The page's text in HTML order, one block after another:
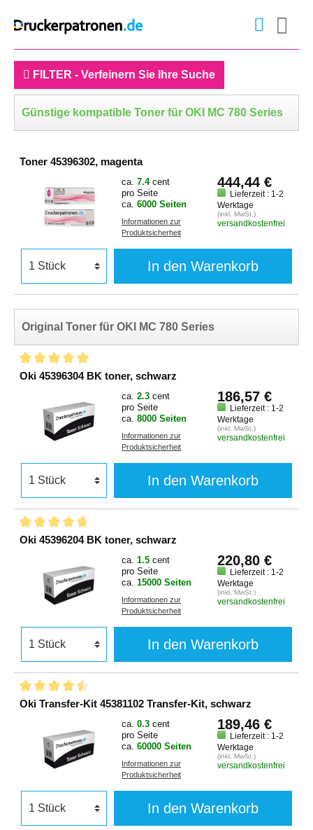
FILTER - Verfeinern Sie Ihre Suche
Günstige kompatible Toner für OKI MC 780 Series
Toner 45396302, magenta
ca. 7.4 cent
pro Seite
ca. 6000 Seiten
Informationen zur
Produktsicherheit
444,44 €
Lieferzeit : 1-2
Werktage
(inkl. MwSt.)
versandkostenfrei
In den Warenkorb
Original Toner für OKI MC 780 Series
Oki 45396304 BK toner, schwarz
ca. 2.3 cent
pro Seite
ca. 8000 Seiten
Informationen zur
Produktsicherheit
186,57 €
Lieferzeit : 1-2
Werktage
(inkl. MwSt.)
versandkostenfrei
In den Warenkorb
Oki 45396204 BK toner, schwarz
ca. 1.5 cent
pro Seite
ca. 15000 Seiten
Informationen zur
Produktsicherheit
220,80 €
Lieferzeit : 1-2
Werktage
(inkl. MwSt.)
versandkostenfrei
In den Warenkorb
Oki Transfer-Kit 45381102 Transfer-Kit, schwarz
ca. 0.3 cent
pro Seite
ca. 60000 Seiten
Informationen zur
Produktsicherheit
189,46 €
Lieferzeit : 1-2
Werktage
(inkl. MwSt.)
versandkostenfrei
In den Warenkorb